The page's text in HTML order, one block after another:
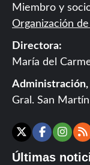
Miembro y
Organización
Directora:
María del
Administración,
Gral. San
X
Últimas